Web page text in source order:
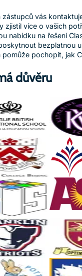
zástupců vás
zjistil více o vašich
nabídku na řešení
bezplatnou
pochopit, jak
důvěru